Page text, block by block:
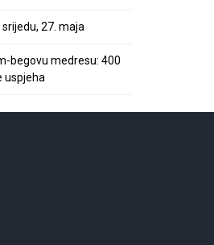
27. maja
begovu medresu: 400
uspjeha